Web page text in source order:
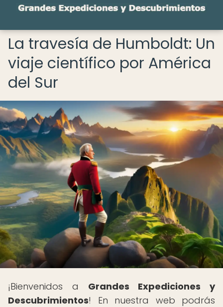
La travesía de Humboldt: Un
viaje científico por América
del Sur
¡Bienvenidos a Grandes Expediciones y
Descubrimientos! En nuestra web podrás